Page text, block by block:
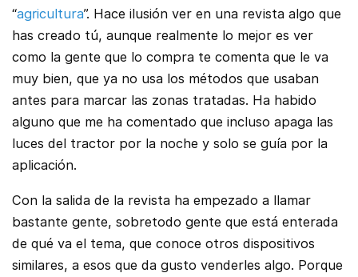
“agricultura”. Hace ilusión ver en una revista algo que
has creado tú, aunque realmente lo mejor es ver
como la gente que lo compra te comenta que le va
muy bien, que ya no usa los métodos que usaban
antes para marcar las zonas tratadas. Ha habido
alguno que me ha comentado que incluso apaga las
luces del tractor por la noche y solo se guía por la
aplicación.
Con la salida de la revista ha empezado a llamar
bastante gente, sobretodo gente que está enterada
de qué va el tema, que conoce otros dispositivos
similares, a esos que da gusto venderles algo. Porque